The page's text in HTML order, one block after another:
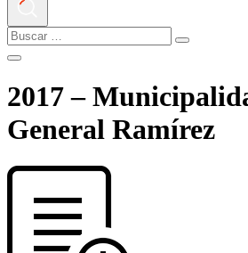
2017 –
General Ramírez